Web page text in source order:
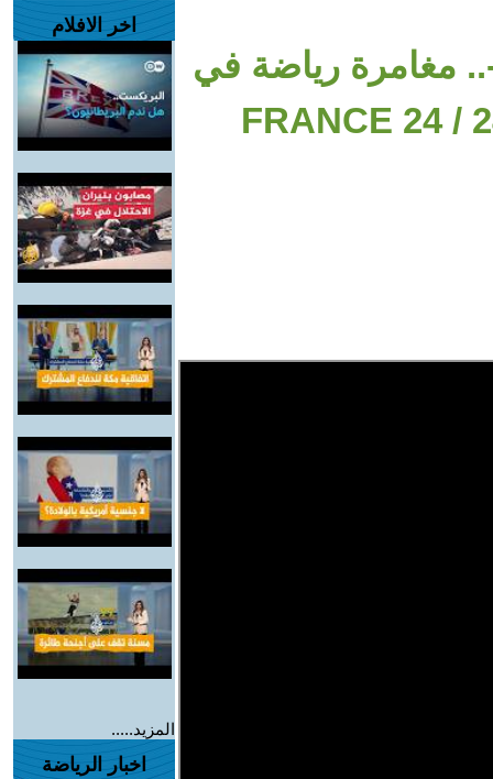
.. مغامرة رياضة في
اخر الافلام
المزيد.....
اخبار الرياضة